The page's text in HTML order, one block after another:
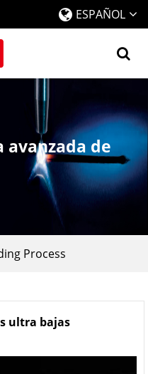
ESPAÑOL
avanzada de
Process
ultra bajas